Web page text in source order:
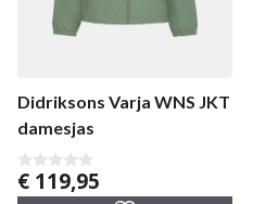
Didriksons Varja WNS JKT
damesjas
0
v
€ 119,95